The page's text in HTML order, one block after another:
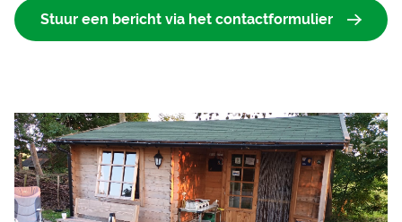
Stuur een bericht via het contactformulier